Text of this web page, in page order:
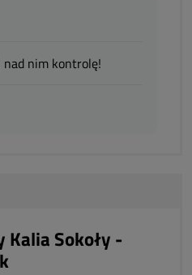
nad nim kontrolę!
Kalia Sokoły -